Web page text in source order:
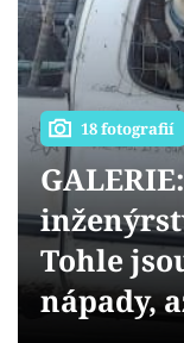
Virály
Sex a vztahy
Videa
Sledujte
Přihlášení
18 fotografií
Tohle
nápady,